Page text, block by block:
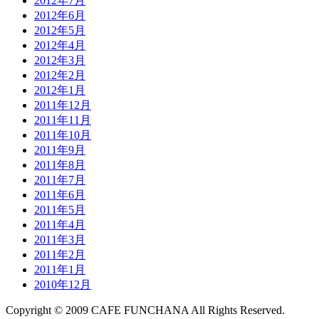
2012年6月
2012年5月
2012年4月
2012年3月
2012年2月
2012年1月
2011年12月
2011年11月
2011年10月
2011年9月
2011年8月
2011年7月
2011年6月
2011年5月
2011年4月
2011年3月
2011年2月
2011年1月
2010年12月
Copyright © 2009 CAFE FUNCHANA All Rights Reserved.